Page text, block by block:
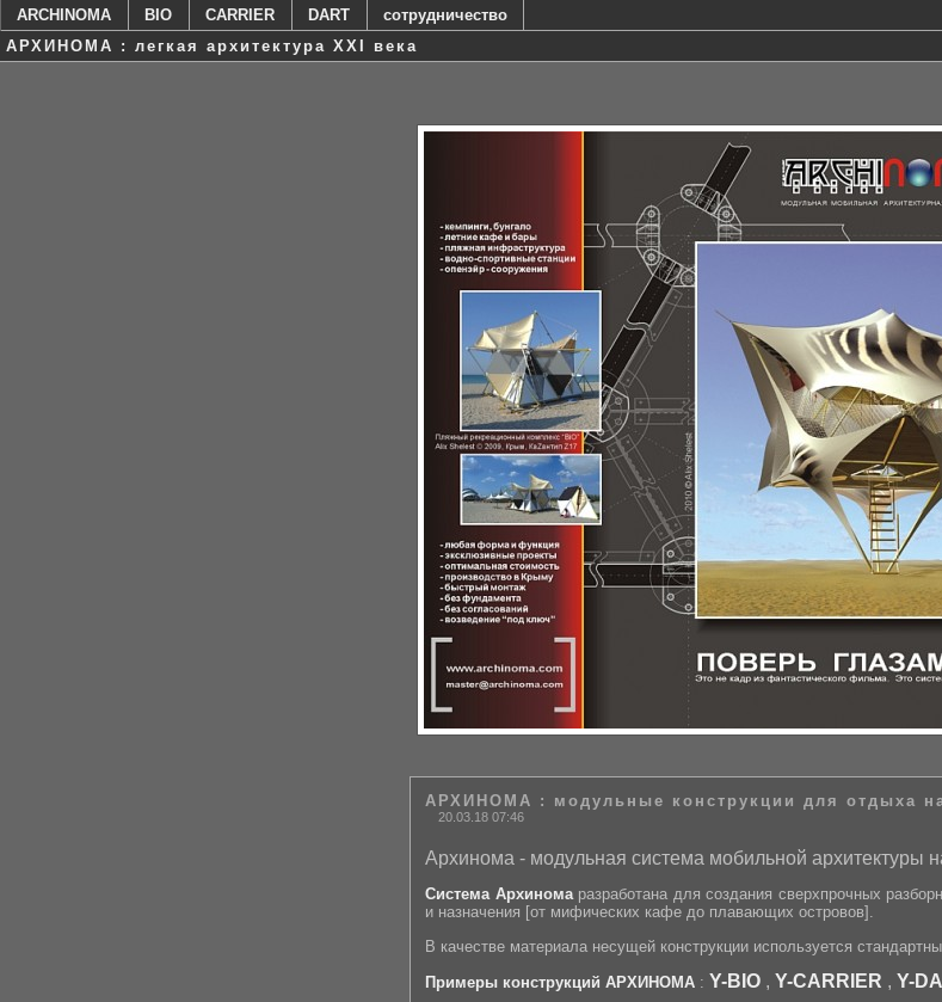
ARCHINOMA BIO CARRIER DART
сотрудничество
АРХИНОМА : легкая архитектура XXI века
АРХИНОМА : модульные конструкции для отдыха
20.03.18 07:46
Архинома - модульная система мобильной архитектуры
Система Архинома разработана для создания сверхпрочных
и назначения [от мифических кафе до плавающих островов].
В качестве материала несущей конструкции используется
Примеры конструкций АРХИНОМА : Y-BIO , Y-CARRIER , Y-